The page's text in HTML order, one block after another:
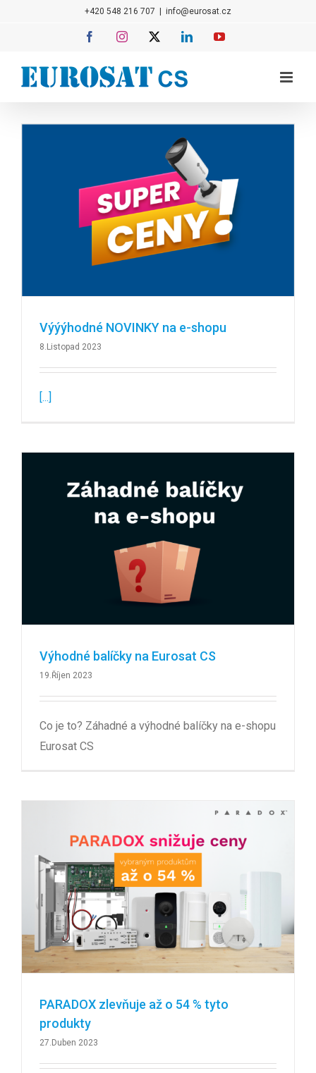
+420 548 216 707 info@eurosat.cz
FacebookInstagram LinkedInYouTube
Výýýhodné NOVINKY na e-shopu
8.Listopad 2023
[...]
Výhodné balíčky na Eurosat CS
19.Říjen 2023
Co je to? Záhadné a výhodné balíčky na e-shopu
Eurosat CS
PARADOX zlevňuje až o 54 % tyto
produkty
27.Duben 2023